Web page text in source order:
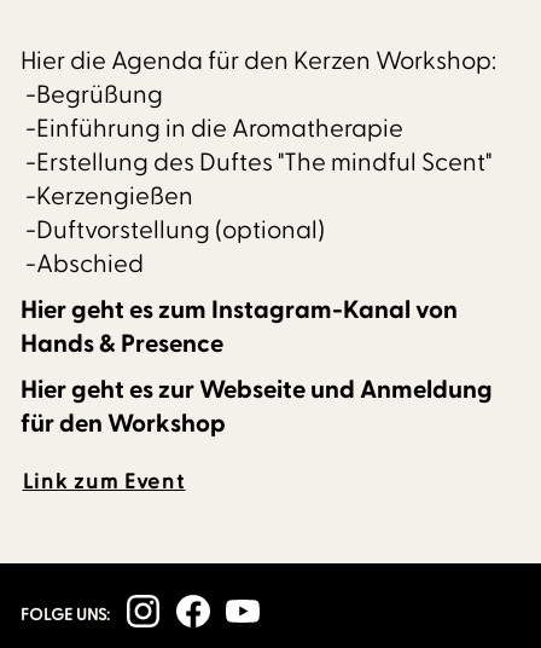
Hier die Agenda für den Kerzen Workshop:
-Begrüßung
-Einführung in die Aromatherapie
-Erstellung des Duftes "The mindful Scent"
-Kerzengießen
-Duftvorstellung (optional)
-Abschied
Hier geht es zum Instagram-Kanal von
Hands & Presence
Hier geht es zur Webseite und Anmeldung
für den Workshop
Link zum Event
FOLGE UNS: